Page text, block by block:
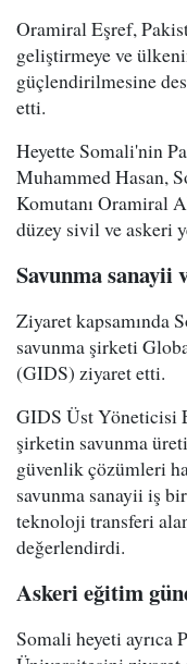
Oramiral Eşref,
geliştirmeye ve
güçlendirilmesine
etti.
Heyette Somali'nin
Muhammed Hasan,
Komutanı Oramiral
düzey sivil ve askeri
Savunma
Ziyaret kapsamında
savunma şirketi
(GIDS) ziyaret etti.
GIDS Üst Yöneticisi
şirketin savunma
güvenlik çözümleri
savunma sanayii iş
teknoloji transferi
değerlendirdi.
Askeri eğitim
Somali heyeti ayrıca